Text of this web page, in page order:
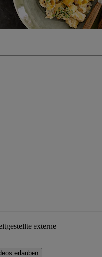
externe
erlauben